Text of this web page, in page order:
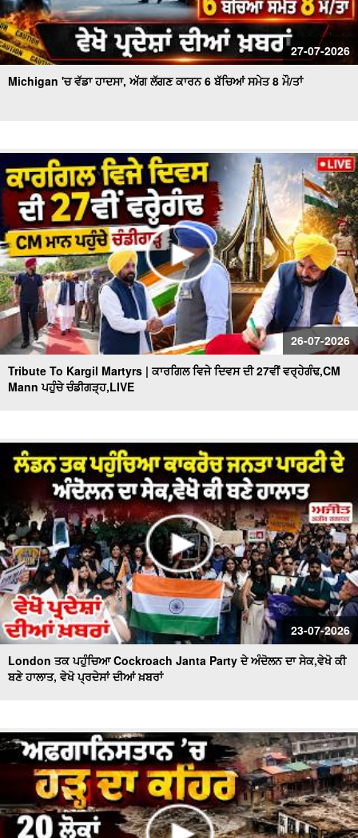
27-07-2026
Michigan 'ਚ ਵੱਡਾ ਹਾਦਸਾ, ਅੱਗ ਲੱਗਣ ਕਾਰਨ 6 ਬੱਚਿਆਂ ਸਮੇਤ 8 ਮੌ/ਤਾਂ
26-07-2026
Tribute To Kargil Martyrs | ਕਾਰਗਿਲ ਵਿਜੇ ਦਿਵਸ ਦੀ 27ਵੀਂ ਵਰ੍ਹੇਗੰਢ,CM
Mann ਪਹੁੰਚੇ ਚੰਡੀਗੜ੍ਹ,LIVE
23-07-2026
London ਤਕ ਪਹੁੰਚਿਆ Cockroach Janta Party ਦੇ ਅੰਦੋਲਨ ਦਾ ਸੇਕ,ਵੇਖੋ ਕੀ
ਬਣੇ ਹਾਲਾਤ, ਵੇਖੋ ਪ੍ਰਦੇਸਾਂ ਦੀਆਂ ਖ਼ਬਰਾਂ